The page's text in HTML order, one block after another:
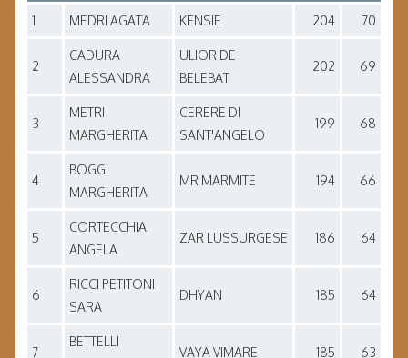
1 MEDRI AGATA KENSIE 204 70
2
CADURA
ALESSANDRA
ULIOR DE
BELEBAT
202 69
3
METRI
MARGHERITA
CERERE DI
SANT'ANGELO
199 68
4
BOGGI
MARGHERITA
MR MARMITE 194 66
5
CORTECCHIA
ANGELA
ZAR LUSSURGESE 186 64
6
RICCI PETITONI
SARA
DHYAN 185 64
7
BETTELLI
VAYA VIMARE 185 63